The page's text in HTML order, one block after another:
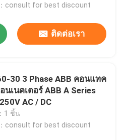
consult for best discount
ติดต่อเรา
30 3 Phase ABB คอนแทค
นเนคเตอร์ ABB A Series
AC / DC
1 ชิ้น
consult for best discount